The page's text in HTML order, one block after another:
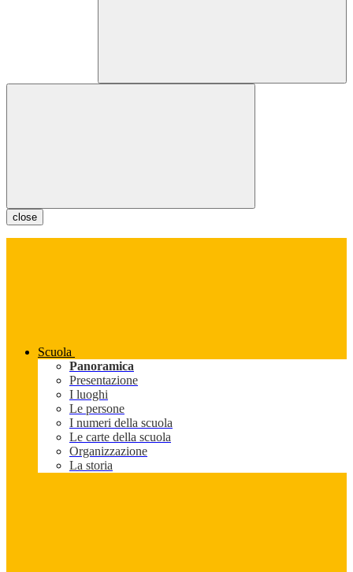
close
Scuola
Panoramica
Presentazione
I luoghi
Le persone
I numeri della scuola
Le carte della scuola
Organizzazione
La storia